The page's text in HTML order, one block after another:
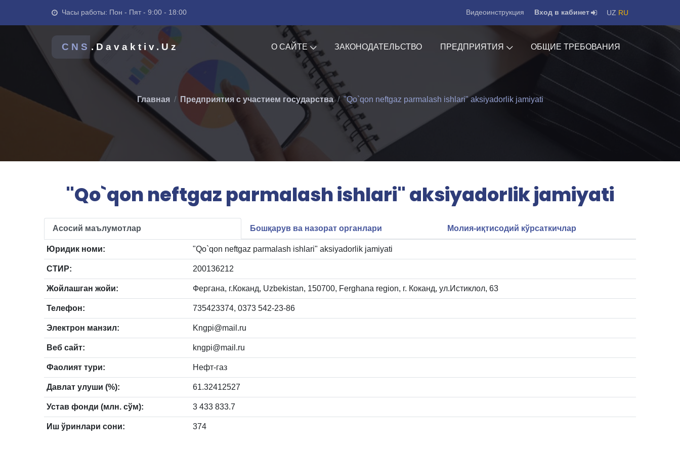
Часы работы: Пон - Пят - 9:00 - 18:00 Видеоинструкция Вход в кабинет UZ RU
CNS .Davaktiv.Uz О САЙТЕ ЗАКОНОДАТЕЛЬСТВО ПРЕДПРИЯТИЯ ОБЩИЕ ТРЕБОВАНИЯ
Главная Предприятия с участием государства "Qo`qon neftgaz parmalash ishlari" aksiyadorlik jamiyati
"Qo`qon neftgaz parmalash ishlari" aksiyadorlik jamiyati
Асосий маълумотлар Бошқарув ва назорат органлари Молия-иқтисодий кўрсаткичлар
Юридик номи: "Qo`qon neftgaz parmalash ishlari" aksiyadorlik jamiyati
СТИР: 200136212
Жойлашган жойи: Фергана, г.Коканд, Uzbekistan, 150700, Ferghana region, г. Коканд, ул.Истиклол, 63
Телефон: 735423374, 0373 542-23-86
Электрон манзил: Kngpi@mail.ru
Веб сайт: kngpi@mail.ru
Фаолият тури: Нефт-газ
Давлат улуши (%): 61.32412527
Устав фонди (млн. сўм): 3 433 833.7
Иш ўринлари сони: 374